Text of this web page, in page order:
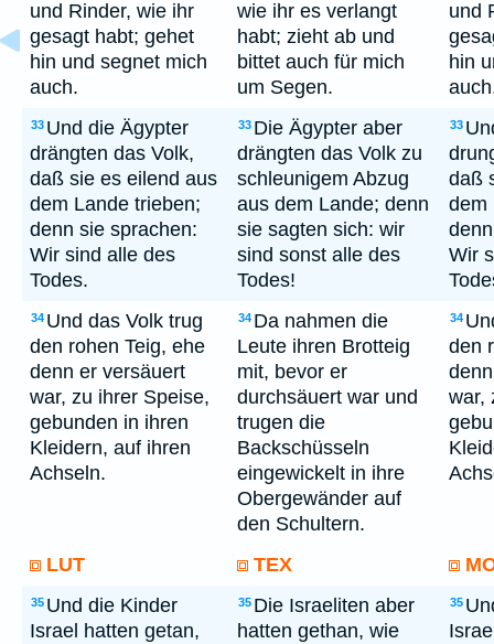
und Rinder, wie ihr
gesagt habt; gehet
hin und segnet mich
auch.
wie ihr es verlangt
habt; zieht ab und
bittet auch für mich
um Segen.
und
hin
33 Und die Ägypter
drängten das Volk,
daß sie es eilend aus
dem Lande trieben;
denn sie sprachen:
Wir sind alle des
Todes.
33 Die Ägypter aber
drängten das Volk zu
schleunigem Abzug
aus dem Lande; denn
sie sagten sich: wir
sind sonst alle des
Todes!
33
daß
dem
Wir
34 Und das Volk trug
den rohen Teig, ehe
denn er versäuert
war, zu ihrer Speise,
gebunden in ihren
Kleidern, auf ihren
Achseln.
34 Da nahmen die
Leute ihren Brotteig
mit, bevor er
durchsäuert war und
trugen die
Backschüsseln
eingewickelt in ihre
Obergewänder auf
den Schultern.
34
den
war,
LUT TEX
35 Und die Kinder
Israel hatten getan,
35 Die Israeliten aber
hatten gethan, wie
35